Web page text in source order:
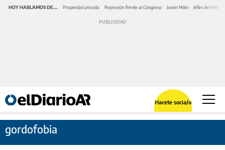
HOY HABLAMOS DE... Propiedad privada Represión frente al Congreso Javier Milei Jefes del PAMI
Hacete socia/o
gordofobia